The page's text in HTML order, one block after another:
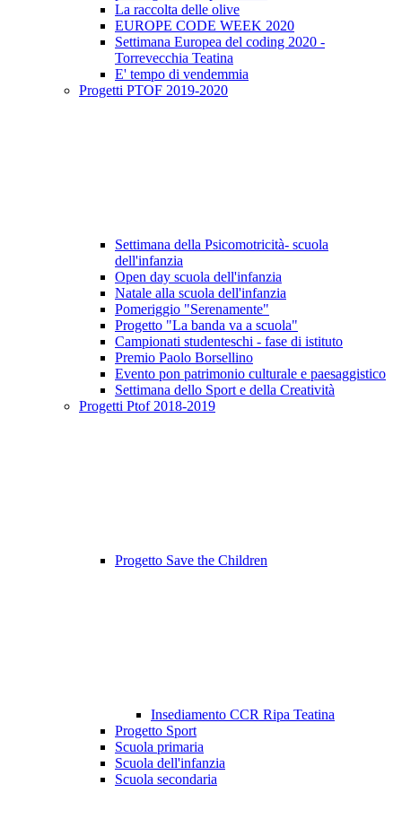
La raccolta delle olive
EUROPE CODE WEEK 2020
Settimana Europea del coding 2020 -
Torrevecchia Teatina
E' tempo di vendemmia
Progetti PTOF 2019-2020
Settimana della Psicomotricità- scuola
dell'infanzia
Open day scuola dell'infanzia
Natale alla scuola dell'infanzia
Pomeriggio "Serenamente"
Progetto "La banda va a scuola"
Campionati studenteschi - fase di istituto
Premio Paolo Borsellino
Evento pon patrimonio culturale e paesaggistico
Settimana dello Sport e della Creatività
Progetti Ptof 2018-2019
Progetto Save the Children
Insediamento CCR Ripa Teatina
Progetto Sport
Scuola primaria
Scuola dell'infanzia
Scuola secondaria